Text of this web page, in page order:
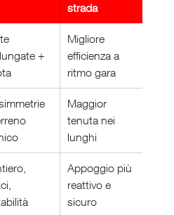
strada
+
Migliore
efficienza a
ritmo gara
Maggior
tenuta nei
lunghi
Appoggio più
reattivo e
sicuro